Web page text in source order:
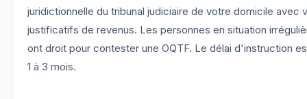
juridictionnelle du tribunal judiciaire de votre domicile avec
justificatifs de revenus. Les personnes en situation
ont droit pour contester une OQTF. Le délai d'instruction
1 à 3 mois.